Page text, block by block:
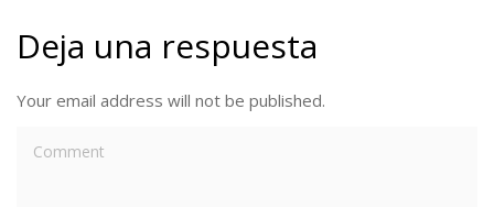
Deja una respuesta
Your email address will not be published.